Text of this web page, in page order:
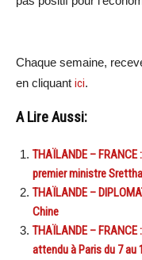
Chaque semaine,
en cliquant ici.
A Lire Aussi:
THAÏLANDE –
premier ministre Srettha
THAÏLANDE –
Chine
THAÏLANDE –
attendu à Paris du 7 au